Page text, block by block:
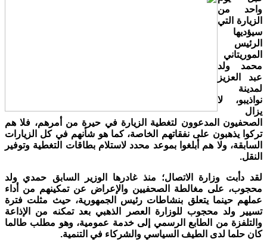
واحد من
الزيارة التي
سيؤديها
الرئيس
الموريتاني
محمد ولد
عبد العزيز
لمدينة
نواذيبو، لا
يزال
الصحفيون المدعوون لتغطية الزيارة في حيرة من أمرهم، فلا هم
تركوا يذهبون على نفقاتهم الخاصة، كما هو شأنهم في كل الزيارات
السابقة، ولا هم أبلغوا بموعد محدد لاستلام بطاقات التغطية وتوفير
النقل.
لقد دأبت وزارة الاتصال؛ منذ غادرها الوزير السابق حمدي ولد
محجوب، على مغالطة الصحفيين والإعراض عن تمكينهم من أداء
عملهم حينما يتعلق بنشاطات رئيس الجمهورية، حيث مثلت فترة
تسيير ولد محجوب للوزارة العصر الذهبي بعد تمكنه من الإذاعة
والتلفزة من الطابع الرسمي إلى خدمة عمومية، وهو مطلب طالما
كان حلما لدى الطيف السياسي والشركاء في التنمية.